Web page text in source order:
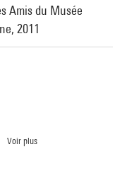
Amis du Musée
2011
Voir plus